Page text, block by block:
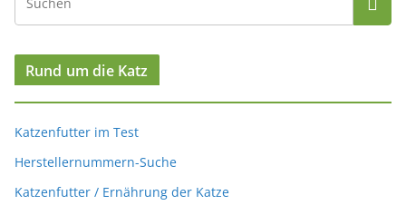
Rund um die Katz
Katzenfutter im Test
Herstellernummern-Suche
Katzenfutter / Ernährung der Katze